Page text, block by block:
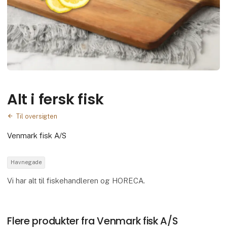
Alt i fersk fisk
Til oversigten
Venmark fisk A/S
Havnegade
Vi har alt til fiskehandleren og HORECA.
Flere produkter fra Venmark fisk A/S